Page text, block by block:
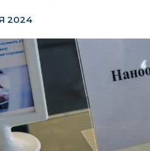
2024